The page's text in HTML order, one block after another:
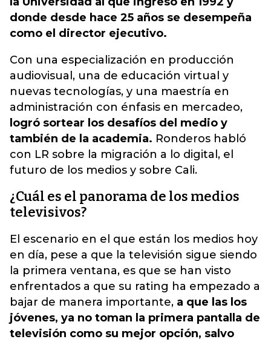
donde desde hace 25 años se desempeña
como el director ejecutivo.
Con una especialización en producción
audiovisual, una de educación virtual y
nuevas tecnologías, y una maestría en
administración con énfasis en mercadeo,
logró sortear los desafíos del medio y
también de la academia. Ronderos habló
con LR sobre la migración a lo digital, el
futuro de los medios y sobre Cali.
¿Cuál es el panorama de los medios
televisivos?
El escenario en el que están los medios hoy
en día, pese a que la televisión sigue siendo
la primera ventana, es que se han visto
enfrentados a que su rating ha empezado a
bajar de manera importante, a que las los
jóvenes, ya no toman la primera pantalla de
televisión como su mejor opción, salvo